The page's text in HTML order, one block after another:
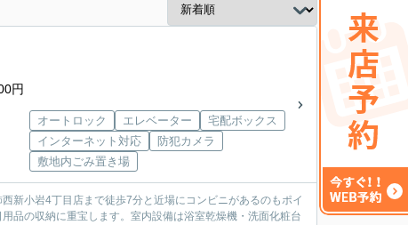
円
オートロック エレベーター
宅配ボックス
インターネット対応
防犯カメラ
敷地内ごみ置き場
新小岩4丁目店まで徒歩7分と近場にコンビニがあるのもポイ
品の収納に重宝します。室内設備は浴室乾燥機・洗面化粧台